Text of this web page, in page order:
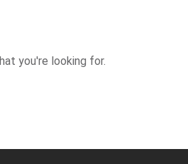
you're looking for.